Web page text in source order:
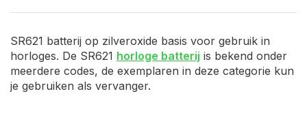
SR621 batterij op zilveroxide basis voor gebruik in
horloges. De SR621 horloge batterij is bekend onder
meerdere codes, de exemplaren in deze categorie kun
je gebruiken als vervanger.